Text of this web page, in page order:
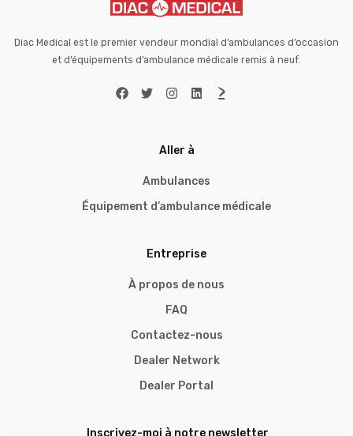
Diac Medical est le premier vendeur mondial d’ambulances d’occasion
et d’équipements d’ambulance médicale remis à neuf.
Aller à
Ambulances
Équipement d’ambulance médicale
Entreprise
À propos de nous
FAQ
Contactez-nous
Dealer Network
Dealer Portal
Inscrivez-moi à notre newsletter